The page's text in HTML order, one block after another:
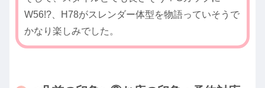
W56!?、H78がスレンダー体型を物語っていそうで
かなり楽しみでした。